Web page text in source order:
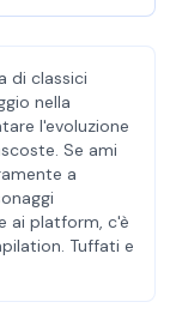
di classici
nella
l'evoluzione
Se ami
a
ai platform, c'è
Tuffati e